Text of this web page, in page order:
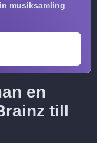
musiksamling
en
till